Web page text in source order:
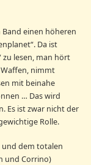
einen höheren
Da ist
zu lesen, man hört
nimmt
mit beinahe
… Das wird
Es ist zwar nicht der
Rolle.
und dem totalen
und Corrino)